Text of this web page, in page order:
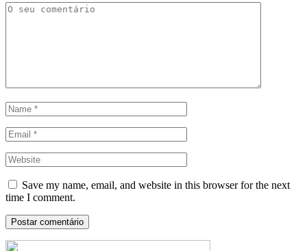
Save my name, email, and website in this browser for the next
time I comment.